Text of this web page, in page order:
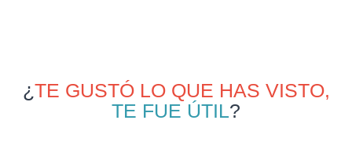
¿TE GUSTÓ LO QUE HAS VISTO,
TE FUE ÚTIL?